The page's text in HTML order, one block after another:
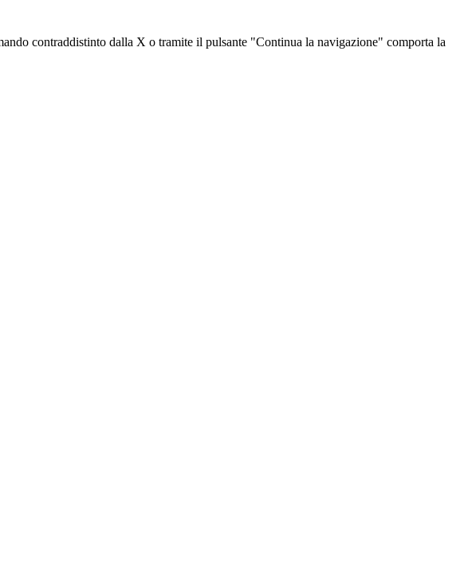
contraddistinto dalla X o tramite il pulsante "Continua la navigazione" comporta la